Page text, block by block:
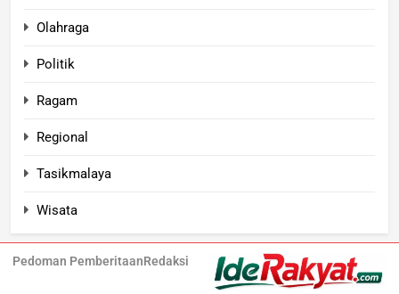
Olahraga
Politik
Ragam
Regional
Tasikmalaya
Wisata
Pedoman PemberitaanRedaksi